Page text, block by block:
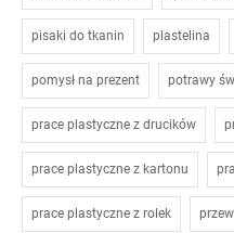
pisaki do tkanin plastelina
pomysł na prezent potrawy
prace plastyczne z drucików
prace plastyczne z kartonu
prace plastyczne z rolek